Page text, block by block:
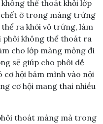
thể thoát khỏi lớp
chết ở trong màng trứng
ra khỏi vỏ trứng, làm
phôi không thể thoát ra
cho lớp màng mỏng đi
sẽ giúp cho phôi dễ
hội bám mình vào nội
cơ hội mang thai nhiều
thoát màng mà trong